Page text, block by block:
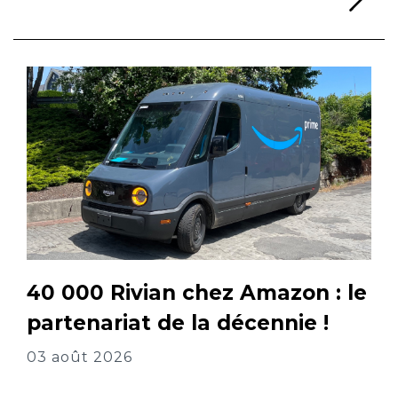
40 000 Rivian chez Amazon : le
partenariat de la décennie !
03 août 2026